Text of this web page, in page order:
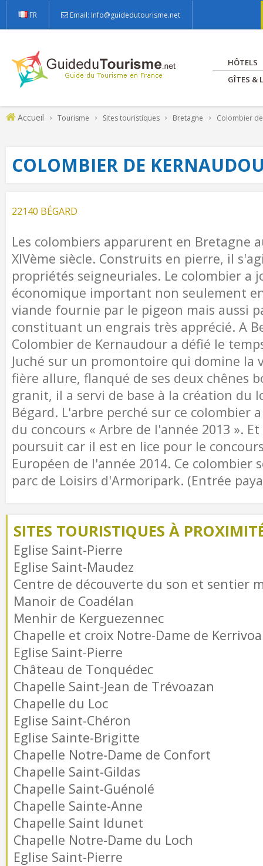
FR Email: Info@guidedutourisme.net
HÔTELS
GÎTES &
Accueil Tourisme Sites touristiques Bretagne Colombier
COLOMBIER DE
22140 BÉGARD
Les colombiers apparurent en Bretagne
XIVème siècle. Construits en pierre, il
propriétés seigneuriales. Le colombier a
économique important non seulement
viande fournie par le pigeon mais aussi
constituant un engrais très apprécié. A
Colombier de Kernaudour a défié le
Juché sur un promontoire qui domine la
fière allure, flanqué de ses deux chênes
granit, il a servi de base à la création du
Bégard. L'arbre perché sur ce colombier
du concours « Arbre de l'année 2013 ».
poursuit car il est en lice pour le
Européen de l'année 2014. Ce colombier
parc de Loisirs d'Armoripark. (Entrée
SITES TOURISTIQUES À
Eglise Saint-Pierre
Eglise Saint-Maudez
Centre de découverte du son et sentier
Manoir de Coadélan
Menhir de Kerguezennec
Chapelle et croix Notre-Dame de
Eglise Saint-Pierre
Château de Tonquédec
Chapelle Saint-Jean de Trévoazan
Chapelle du Loc
Eglise Saint-Chéron
Eglise Sainte-Brigitte
Chapelle Notre-Dame de Confort
Chapelle Saint-Gildas
Chapelle Saint-Guénolé
Chapelle Sainte-Anne
Chapelle Saint Idunet
Chapelle Notre-Dame du Loch
Eglise Saint-Pierre